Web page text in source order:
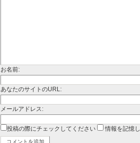
お名前:
あなたのサイトのURL:
メールアドレス:
投稿の際にチェックしてください 情報を記憶